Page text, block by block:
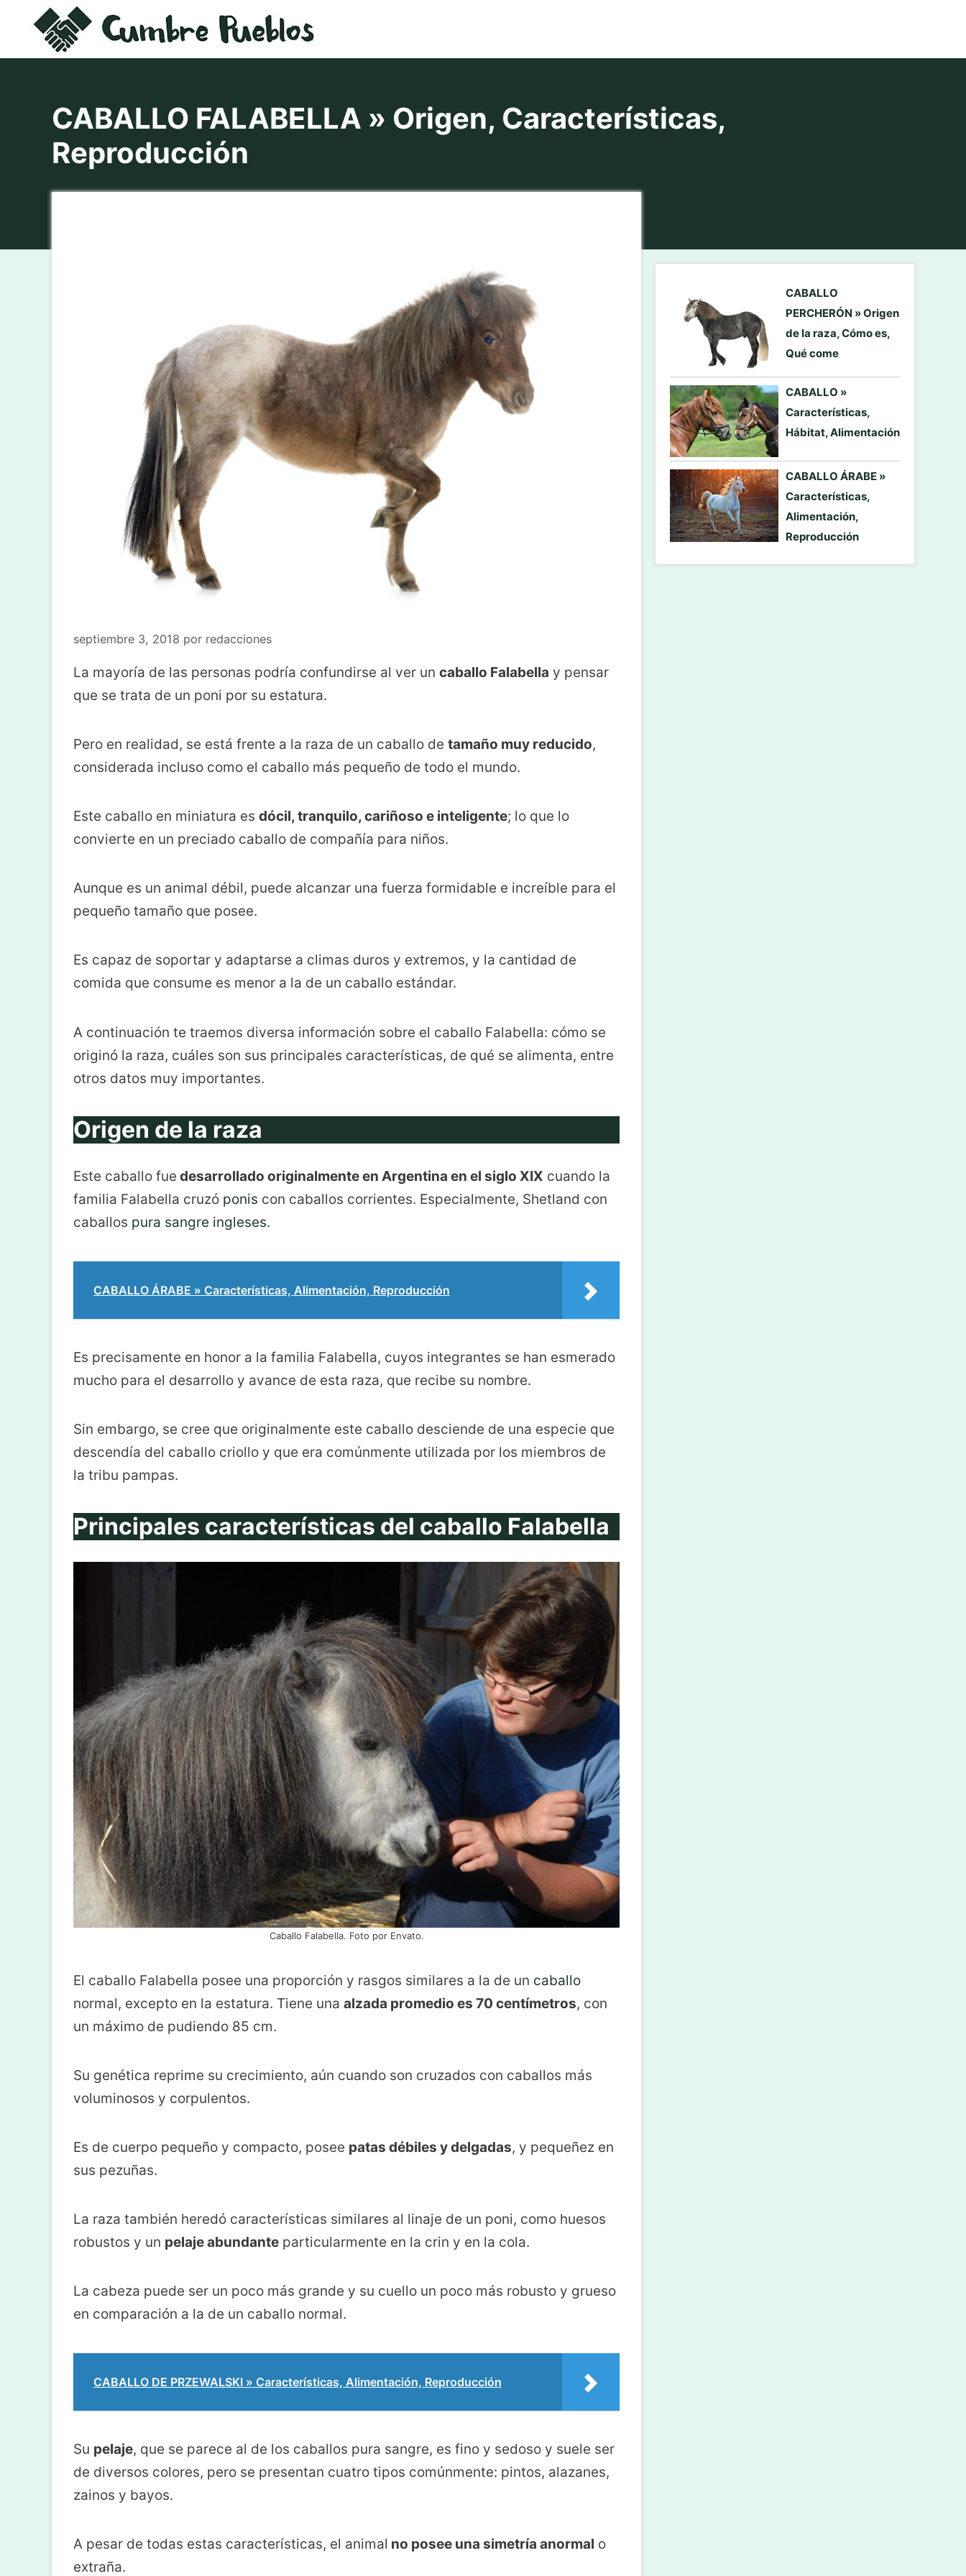
contenido
CABALLO FALABELLA » Origen, Características,
Reproducción
septiembre 3, 2018 por redacciones
La mayoría de las personas podría confundirse al ver un caballo Falabella y pensar
que se trata de un poni por su estatura.
Pero en realidad, se está frente a la raza de un caballo de tamaño muy reducido,
considerada incluso como el caballo más pequeño de todo el mundo.
Este caballo en miniatura es dócil, tranquilo, cariñoso e inteligente; lo que lo
convierte en un preciado caballo de compañía para niños.
Aunque es un animal débil, puede alcanzar una fuerza formidable e increíble para el
pequeño tamaño que posee.
Es capaz de soportar y adaptarse a climas duros y extremos, y la cantidad de
comida que consume es menor a la de un caballo estándar.
A continuación te traemos diversa información sobre el caballo Falabella: cómo se
originó la raza, cuáles son sus principales características, de qué se alimenta, entre
otros datos muy importantes.
Origen de la raza
Este caballo fue desarrollado originalmente en Argentina en el siglo XIX cuando la
familia Falabella cruzó ponis con caballos corrientes. Especialmente, Shetland con
caballos pura sangre ingleses.
CABALLO ÁRABE » Características, Alimentación, Reproducción
Es precisamente en honor a la familia Falabella, cuyos integrantes se han esmerado
mucho para el desarrollo y avance de esta raza, que recibe su nombre.
Sin embargo, se cree que originalmente este caballo desciende de una especie que
descendía del caballo criollo y que era comúnmente utilizada por los miembros de
la tribu pampas.
Principales características del caballo Falabella
Caballo Falabella. Foto por Envato.
El caballo Falabella posee una proporción y rasgos similares a la de un caballo
normal, excepto en la estatura. Tiene una alzada promedio es 70 centímetros, con
un máximo de pudiendo 85 cm.
Su genética reprime su crecimiento, aún cuando son cruzados con caballos más
voluminosos y corpulentos.
Es de cuerpo pequeño y compacto, posee patas débiles y delgadas, y pequeñez en
sus pezuñas.
La raza también heredó características similares al linaje de un poni, como huesos
robustos y un pelaje abundante particularmente en la crin y en la cola.
La cabeza puede ser un poco más grande y su cuello un poco más robusto y grueso
en comparación a la de un caballo normal.
CABALLO DE PRZEWALSKI » Características, Alimentación, Reproducción
Su pelaje, que se parece al de los caballos pura sangre, es fino y sedoso y suele ser
de diversos colores, pero se presentan cuatro tipos comúnmente: pintos, alazanes,
zainos y bayos.
A pesar de todas estas características, el animal no posee una simetría anormal o
extraña.
CABALLO
PERCHERÓN » Origen
de la raza, Cómo es,
Qué come
CABALLO »
Características,
Hábitat, Alimentación
CABALLO ÁRABE »
Características,
Alimentación,
Reproducción